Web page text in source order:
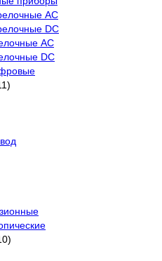
AC
DC
AC
DC